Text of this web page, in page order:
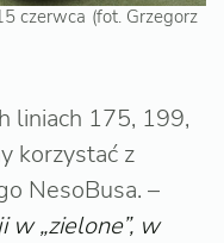
czerwca (fot. Grzegorz
liniach 175, 199,
korzystać z
NesoBusa. –
„zielone”, w